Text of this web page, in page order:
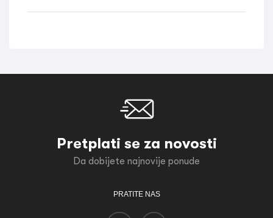
Pretplati se za novosti
Da dobijete najnovije ponude
PRATITE NAS